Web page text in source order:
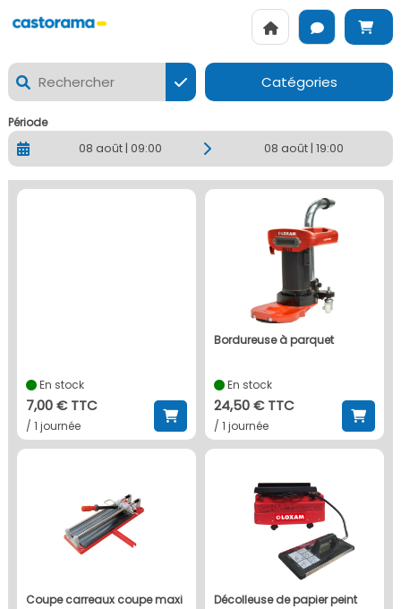
CASTORAMA PARIS NATION - La location de matériels
Catégories
Période
08 août | 09:00 08 août | 19:00
En stock
7,00 € TTC
/ 1 journée
bordureuse à parquet
En stock
24,50 € TTC
/ 1 journée
coupe carreaux coupe maxi
décolleuse de papier peint